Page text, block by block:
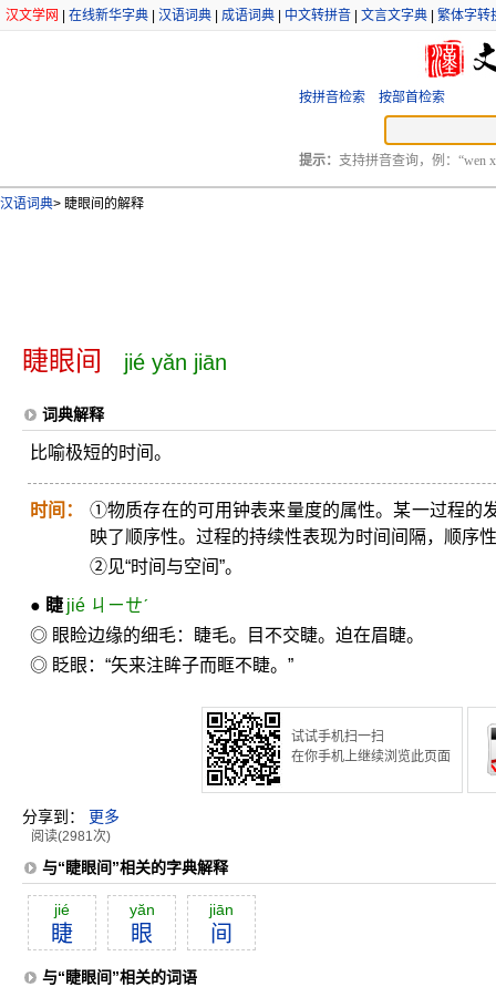
汉文学网 在线新华字典 汉语词典 成语词典 中文转拼音 文言文字典 繁体字转
按拼音检索 按部首检索
提示： 支持拼音查询，例：“wen
汉语词典> 睫眼间的解释
睫眼间 jié yǎn jiān
词典解释
比喻极短的时间。
时间：
①物质存在的可用钟表来量度的属性。某一过程的
映了顺序性。过程的持续性表现为时间间隔，顺序
②见“时间与空间”。
● 睫 jié ㄐㄧㄝˊ
◎ 眼睑边缘的细毛：睫毛。目不交睫。迫在眉睫。
◎ 眨眼：“矢来注眸子而眶不睫。”
试试手机扫一扫
在你手机上继续浏览此页面
分享到： 更多
阅读(2981次)
与“睫眼间”相关的字典解释
jié
睫
yăn
眼
jiān
间
与“睫眼间”相关的词语